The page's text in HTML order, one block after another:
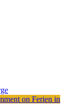
on Ferien in